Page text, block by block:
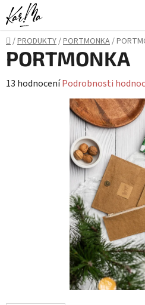
Přejít
na
obsah
Domů
/PRODUKTY/PORTMONKA/
PORTMONKA
Průměrné
13 hodnoceníPodrobnosti